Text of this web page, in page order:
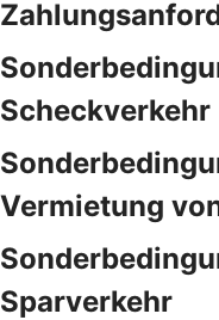
Scheckverkehr
Vermietung
Sparverkehr